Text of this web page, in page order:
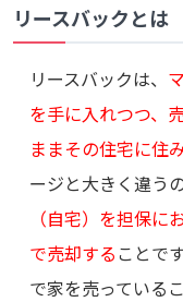
リースバックとは
リースバックは、
を手に入れつつ、
ままその住宅に住
ージと大きく違う
（自宅）を担保
で売却する ことで
で家を売っている